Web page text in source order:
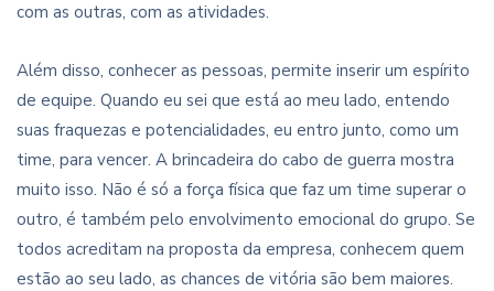
com as outras, com as atividades.
Além disso, conhecer as pessoas, permite inserir um espírito
de equipe. Quando eu sei que está ao meu lado, entendo
suas fraquezas e potencialidades, eu entro junto, como um
time, para vencer. A brincadeira do cabo de guerra mostra
muito isso. Não é só a força física que faz um time superar o
outro, é também pelo envolvimento emocional do grupo. Se
todos acreditam na proposta da empresa, conhecem quem
estão ao seu lado, as chances de vitória são bem maiores.